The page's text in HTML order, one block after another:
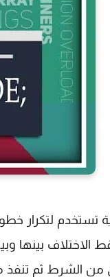
تستخدم لتكرار